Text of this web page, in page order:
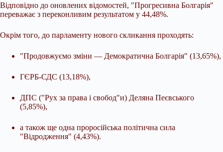
Відповідно до оновлених відомостей, "Прогресивна Болгарія"
переважає з переконливим результатом у 44,48%.
Окрім того, до парламенту нового скликання проходять:
"Продовжуємо зміни — Демократична Болгарія" (13,65%),
ГЄРБ-СДС (13,18%),
ДПС ("Рух за права і свобод"и) Деляна Пеєвського
(5,85%),
а також ще одна проросійська політична сила
"Відродження" (4,43%).